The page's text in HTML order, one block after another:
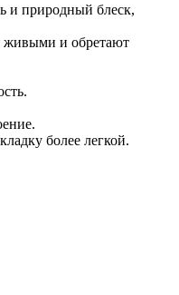
и природный блеск,
живыми и обретают
более легкой.